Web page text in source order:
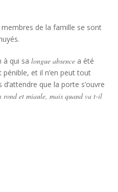
de la famille se sont
à qui sa longue absencea été
et il n’en peut tout
que la porte s’ouvre
rond et miaule, mais quand va t-il